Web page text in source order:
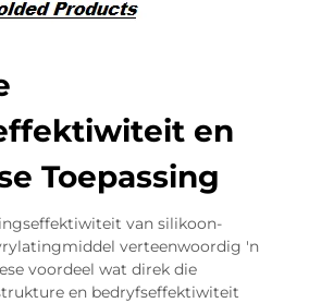
en
Toepassing
van silikoon-
verteenwoordig 'n
voordeel wat direk die
en bedryfseffektiwiteit